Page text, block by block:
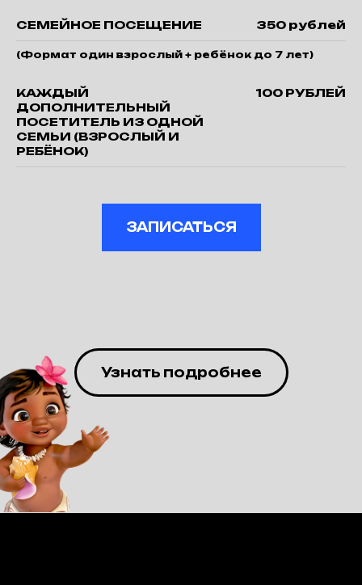
СЕМЕЙНОЕ ПОСЕЩЕНИЕ 350 рублей
(Формат один взрослый + ребёнок до 7 лет)
КАЖДЫЙ
ДОПОЛНИТЕЛЬНЫЙ
ПОСЕТИТЕЛЬ ИЗ ОДНОЙ
СЕМЬИ (ВЗРОСЛЫЙ И
РЕБЁНОК)
100 РУБЛЕЙ
ЗАПИСАТЬСЯ
Узнать подробнее